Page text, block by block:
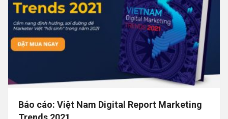
Báo cáo: Việt Nam Digital Report Marketing